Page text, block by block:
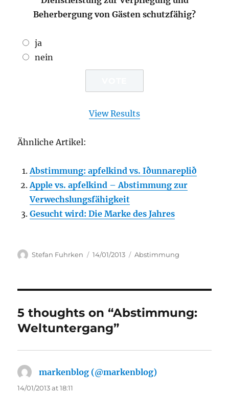
Beherbergung von Gästen schutzfähig?
ja
nein
View Results
Ähnliche Artikel:
Abstimmung: apfelkind vs. Iðunnareplið
Apple vs. apfelkind – Abstimmung zur
Verwechslungsfähigkeit
Gesucht wird: Die Marke des Jahres
Author
Stefan Fuhrken
Posted
14/01/2013 Categories
Abstimmung
5 thoughts on “Abstimmung:
Weltuntergang”
markenblog (@markenblog)
14/01/2013 at 18:11